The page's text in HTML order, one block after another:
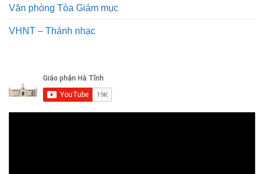
Văn phòng Tòa Giám mục
VHNT – Thánh nhạc